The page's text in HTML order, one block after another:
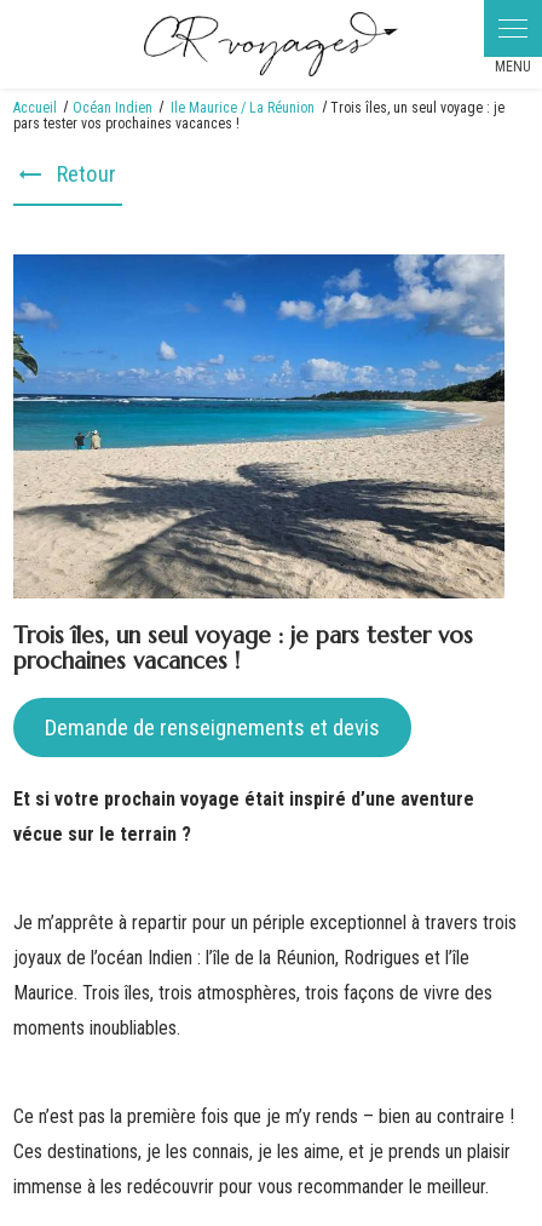
Accueil Océan Indien Ile Maurice / La Réunion
Trois îles, un seul voyage : je
pars tester vos prochaines vacances !
Retour
Trois îles, un seul voyage : je pars tester vos
prochaines vacances !
Demande de renseignements et devis
Et si votre prochain voyage était inspiré d’une aventure
vécue sur le terrain ?
Je m’apprête à repartir pour un périple exceptionnel à travers trois
joyaux de l’océan Indien : l’île de la Réunion, Rodrigues et l’île
Maurice. Trois îles, trois atmosphères, trois façons de vivre des
moments inoubliables.
Ce n’est pas la première fois que je m’y rends – bien au contraire !
Ces destinations, je les connais, je les aime, et je prends un plaisir
immense à les redécouvrir pour vous recommander le meilleur.
Panneau de gestion des cookies